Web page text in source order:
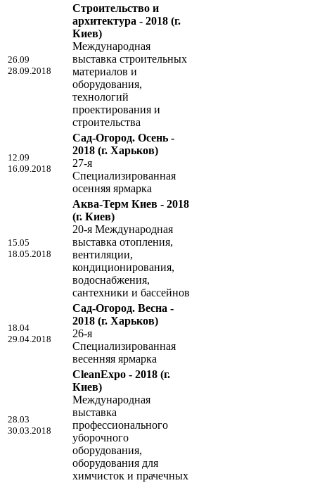
26.09
28.09.2018
Строительство и
архитектура - 2018 (г.
Киев)
Международная
выставка строительных
материалов и
оборудования,
технологий
проектирования и
строительства
12.09
16.09.2018
Сад-Огород. Осень -
2018 (г. Харьков)
27-я
Специализированная
осенняя ярмарка
15.05
18.05.2018
Аква-Терм Киев - 2018
(г. Киев)
20-я Международная
выставка отопления,
вентиляции,
кондиционирования,
водоснабжения,
сантехники и бассейнов
18.04
29.04.2018
Сад-Огород. Весна -
2018 (г. Харьков)
26-я
Специализированная
весенняя ярмарка
28.03
30.03.2018
CleanExpo - 2018 (г.
Киев)
Международная
выставка
профессионального
уборочного
оборудования,
оборудования для
химчисток и прачечных